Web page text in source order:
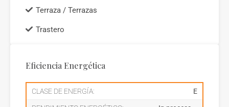
Terraza / Terrazas
Trastero
Eficiencia Energética
CLASE DE ENERGÍA: E